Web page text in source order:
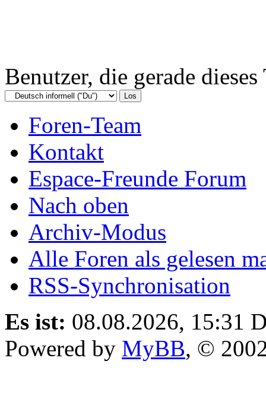
Benutzer, die gerade
Foren-Team
Kontakt
Espace-Freunde Forum
Nach oben
Archiv-Modus
Alle Foren als gelesen
RSS-Synchronisation
Es ist: 08.08.2026, 15:31
Powered by MyBB, ©